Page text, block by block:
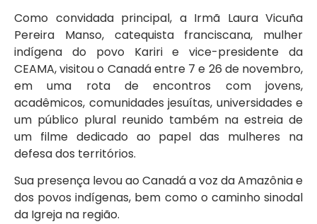
Como convidada principal, a Irmã Laura Vicuña
Pereira Manso, catequista franciscana, mulher
indígena do povo Kariri e vice-presidente da
CEAMA, visitou o Canadá entre 7 e 26 de novembro,
em uma rota de encontros com jovens,
acadêmicos, comunidades jesuítas, universidades e
um público plural reunido também na estreia de
um filme dedicado ao papel das mulheres na
defesa dos territórios.
Sua presença levou ao Canadá a voz da Amazônia e
dos povos indígenas, bem como o caminho sinodal
da Igreja na região.